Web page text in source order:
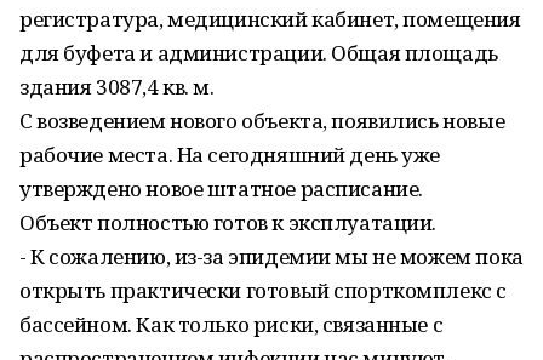
регистратура, медицинский кабинет, помещения
для буфета и администрации. Общая площадь
здания 3087,4 кв. м.
С возведением нового объекта, появились новые
рабочие места. На сегодняшний день уже
утверждено новое штатное расписание.
Объект полностью готов к эксплуатации.
­- К сожалению, из-за эпидемии мы не можем пока
открыть практически готовый спорткомплекс с
бассейном. Как только риски, связанные с